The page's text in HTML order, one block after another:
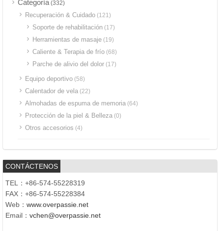
Categoría(332)
Recuperación & Cuidado (121)
Soporte de rehabilitación (17)
Herramientas de masaje (19)
Caliente & Terapia de frío (68)
Parche de alivio del dolor (17)
Equipo deportivo (58)
Calentador de vela (22)
Almohadas de espuma de memoria (64)
Protección de la piel & Belleza (0)
Otros accesorios (4)
CONTÁCTENOS
TEL：+86-574-55228319
FAX：+86-574-55228384
Web： www.overpassie.net
Email： vchen@overpassie.net